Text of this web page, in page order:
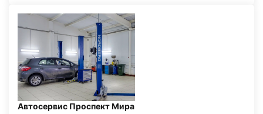
Автосервис Проспект Мира